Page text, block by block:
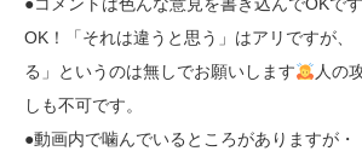
OK！「それは違うと思う」はアリですが、
る」というのは無しでお願いします
人の
しも不可です。
●動画内で噛んでいるところがありますが・